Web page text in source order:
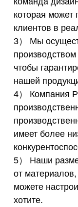
которая может
клиентов в
3） Мы
производством
чтобы
нашей
4） Компания
имеет более
5） Наши
от
можете
хотите.